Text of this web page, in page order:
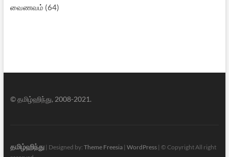
வைணவம் (64)
© தமிழ்ஹிந்து, 2008-2021.
தமிழ்ஹிந்து| Designed by: Theme Freesia| WordPress| © Copyright All right